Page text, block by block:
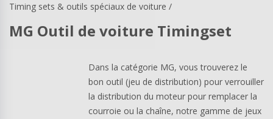
Timing sets & outils spéciaux de voiture /
MG Outil de voiture Timingset
Dans la catégorie MG, vous trouverez le
bon outil (jeu de distribution) pour verrouiller
la distribution du moteur pour remplacer la
courroie ou la chaîne, notre gamme de jeux